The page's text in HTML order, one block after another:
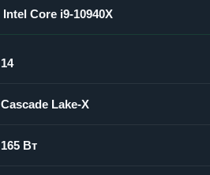
Intel Core i9-10940X
14
Cascade Lake-X
165 Вт